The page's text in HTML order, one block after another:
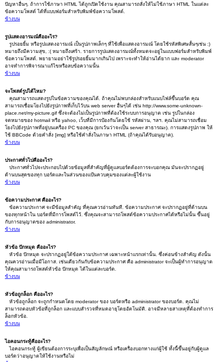
ปัญหาอื่นๆ. ถ้าการใช้ภาษา HTML ได้ถูกเปิดใช้งาน คุณสามารถสั่งให้ไม่ใช้ภาษา HTML ในแต่ละ
ข้อความโพสต์ ได้ที่แบบฟอร์มสำหรับพิมพ์ข้อความโพสต์.
ข้างบน
รูปแสดงอารมณ์คืออะไร?
รูปรอยยิ้ม หรือรูปแสดงอารมณ์ เป็นรูปภาพเล็กๆ ที่ใช้เพื่อแสดงอารมณ์ โดยใช้รหัสพิเศษสั้นๆเช่น :)
หมายถึงมีความสุข, :( หมายถึงเศร้า. รายการรูปแสดงอารมณ์ทั้งหมดจะอยู่ในแบบฟอร์มสำหรับพิมพ์
ข้อความโพสต์. พยายามอย่าใช้รูปรอยยิ้มมากเกินไป เพราะจะทำให้อ่านได้ยาก และ moderator
อาจทำการพิจารณาแก้ไขหรือลบข้อความนั้น
ข้างบน
จะโพสต์รูปได้ไหม?
คุณสามารถแสดงรูปในข้อความของคุณได้. ถ้าคุณไม่พบกล่องสำหรับแนบไฟล์ขึ้นบอร์ด คุณ
สามารถเชื่อมโยงไปยังรูปภาพที่เก็บไว้บน web server อื่นๆได้ เช่น http://www.some-unknown-
place.net/my-picture.gif ซึ่งจะต้องไม่เป็นรูปภาพที่ต้องใช้ระบบการอนุญาต เช่น รูปในกล่อง
จดหมายของ hotmail หรือ yahoo, เว็บที่มีการป้องกันโดยใช้ รหัสผ่าน, ฯลฯ. คุณไม่สามารถเชื่อม
โยงไปยังรูปภาพที่อยู่บนเครื่อง PC ของคุณ (ยกเว้นว่าจะเป็น server สาธารณะ). การแสดงรูปภาพ ให้
ใช้ BBCode ด้วยคำสั่ง [img] หรือใช้คำสั่งในภาษา HTML (ถ้าคุณได้รับอนุญาต).
ข้างบน
ประกาศทั่วไปคืออะไร?
ประกาศทั่วไปจะประกอบไปด้วยข้อมูลที่สำคัญที่ผู้ดูแลบอร์ดต้องการจะบอกคุณ มันจะปรากฏอยู่
ด้านบนสุดของทุก บอร์ดและในส่วนของแป้นควบคุมของแต่ละผู้ใช้งาน
ข้างบน
ข้อความประกาศ คืออะไร?
ข้อความประกาศ จะมีข้อมูลสำคัญ ที่คุณควรอ่านทันที. ข้อความประกาศ จะปรากฏอยู่ที่ด้านบน
ของทุกหน้าใน บอร์ดที่มีการโพสต์ไว้. ซึ่งคุณจะสามารถโพสต์ข้อความประกาศได้หรือไม่นั้น ขึ้นอยู่
กับการอนุญาตของ administrator.
ข้างบน
หัวข้อ ปักหมุด คืออะไร?
หัวข้อ ปักหมุด จะปรากฏอยู่ใต้ข้อความประกาศ เฉพาะหน้าแรกเท่านั้น. ซึ่งค่อนข้างสำคัญ ดังนั้น
คุณควรอ่านเมื่อมีโอกาส. เช่นเดียวกันกับข้อความประกาศ คือ administrator จะเป็นผู้ทำการอนุญาต
ให้คุณสามารถโพสต์หัวข้อ ปักหมุด ได้ในแต่ละบอร์ด.
ข้างบน
หัวข้อถูกล็อก คืออะไร?
หัวข้อถูกล็อก จะถูกกำหนดโดย moderator ของ บอร์ดหรือ administrator ของบอร์ด. คุณไม่
สามารถตอบหัวข้อที่ถูกล็อก และแบบสำรวจที่หมดอายุโดยอัตโนมัติ. อาจมีหลายสาเหตุที่ต้องทำการ
ล็อกหัวข้อ.
ข้างบน
ไอคอนกระทู้คืออะไร?
ไอคอนกระทู้ ผู้เขียนต้องการระบุเพื่อเป็นสัญลักษณ์ หรือเครื่องบอกทางแก่ผู้ใช้ ทั้งนี้ขึ้นอยู่กับผู้ดูแล
บอร์ดว่าอนุญาตให้ใช้งานหรือไม่